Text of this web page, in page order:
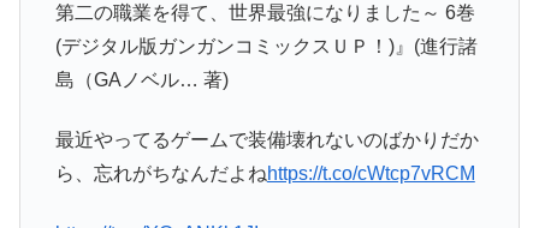
第二の職業を得て、世界最強になりました～ 6巻
(デジタル版ガンガンコミックスＵＰ！)』(進行諸
島（GAノベル… 著)
最近やってるゲームで装備壊れないのばかりだか
ら、忘れがちなんだよねhttps://t.co/cWtcp7vRCM